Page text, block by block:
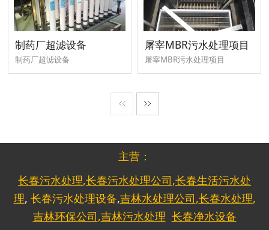
制药厂超滤设备
制药厂超滤设备
屠宰MBR污水处理项目
屠宰MBR污水处理项目
主营：
长春污水处理,长春污水处理公司,长春生活污水处
理, 长春污水处理设备,吉林水处理公司,长春水处理,
吉林环保公司,吉林污水处理 长春净水设备